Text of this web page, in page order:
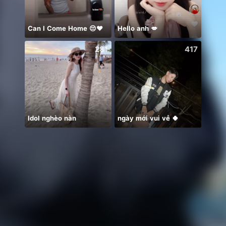
Can I Come Home 😔❤️ Hello anh 💋
281
Idol nghèo nàn
417
ngày mới vui vẻ 🍀